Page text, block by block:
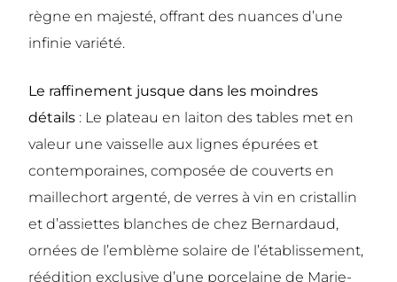
règne en majesté, offrant des nuances d’une
infinie variété.
Le raffinement jusque dans les moindres
détails : Le plateau en laiton des tables met en
valeur une vaisselle aux lignes épurées et
contemporaines, composée de couverts en
maillechort argenté, de verres à vin en cristallin
et d’assiettes blanches de chez Bernardaud,
ornées de l’emblème solaire de l’établissement,
réédition exclusive d’une porcelaine de Marie-